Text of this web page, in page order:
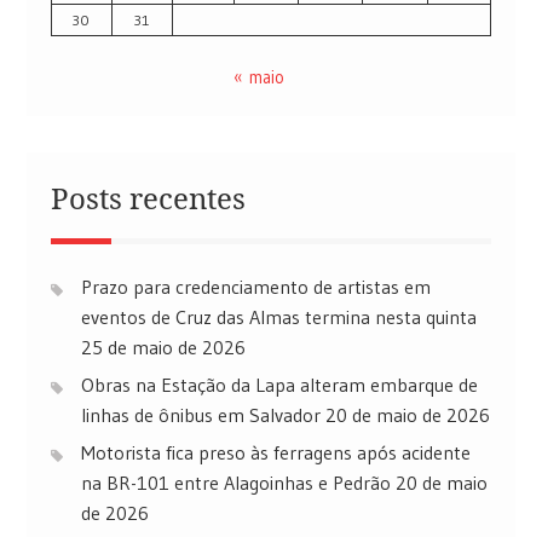
30 31
« maio
Posts recentes
Prazo para credenciamento de artistas em
eventos de Cruz das Almas termina nesta quinta
25 de maio de 2026
Obras na Estação da Lapa alteram embarque de
linhas de ônibus em Salvador 20 de maio de 2026
Motorista fica preso às ferragens após acidente
na BR-101 entre Alagoinhas e Pedrão 20 de maio
de 2026